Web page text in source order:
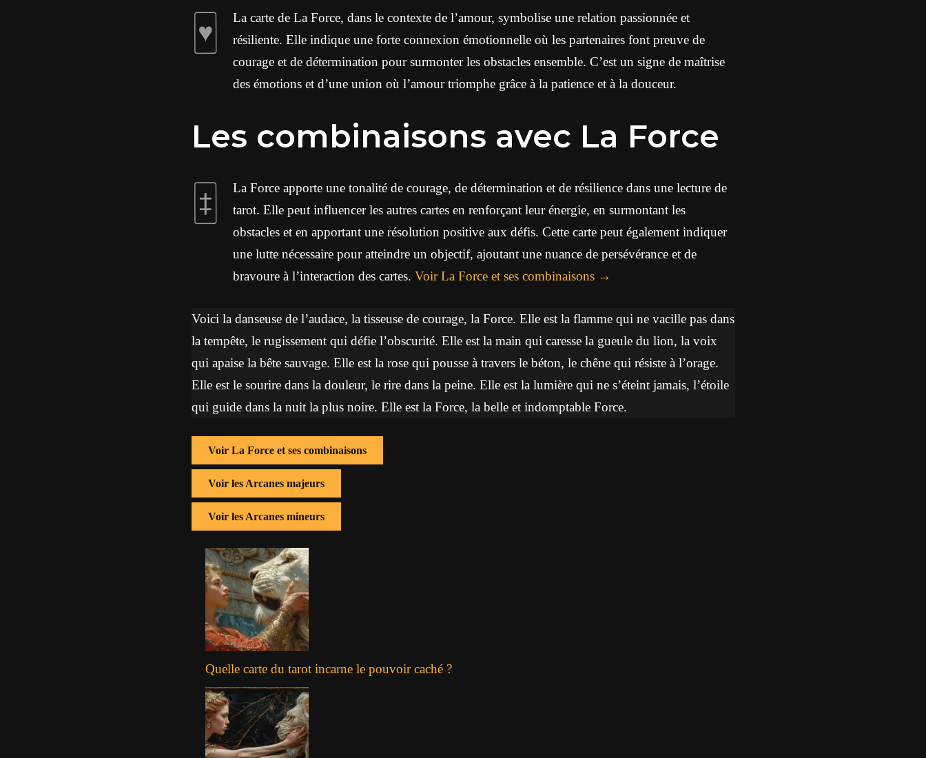
La carte de La Force, dans le contexte de l’amour, symbolise une relation passionnée et
résiliente. Elle indique une forte connexion émotionnelle où les partenaires font preuve de
courage et de détermination pour surmonter les obstacles ensemble. C’est un signe de maîtrise
des émotions et d’une union où l’amour triomphe grâce à la patience et à la douceur.
Les combinaisons avec La Force
La Force apporte une tonalité de courage, de détermination et de résilience dans une lecture de
tarot. Elle peut influencer les autres cartes en renforçant leur énergie, en surmontant les
obstacles et en apportant une résolution positive aux défis. Cette carte peut également indiquer
une lutte nécessaire pour atteindre un objectif, ajoutant une nuance de persévérance et de
bravoure à l’interaction des cartes. Voir La Force et ses combinaisons
Voici la danseuse de l’audace, la tisseuse de courage, la Force. Elle est la flamme qui ne vacille pas dans
la tempête, le rugissement qui défie l’obscurité. Elle est la main qui caresse la gueule du lion, la voix
qui apaise la bête sauvage. Elle est la rose qui pousse à travers le béton, le chêne qui résiste à l’orage.
Elle est le sourire dans la douleur, le rire dans la peine. Elle est la lumière qui ne s’éteint jamais, l’étoile
qui guide dans la nuit la plus noire. Elle est la Force, la belle et indomptable Force.
Voir La Force et ses combinaisons
Voir les Arcanes majeurs
Voir les Arcanes mineurs
Quelle carte du tarot incarne le pouvoir caché ?